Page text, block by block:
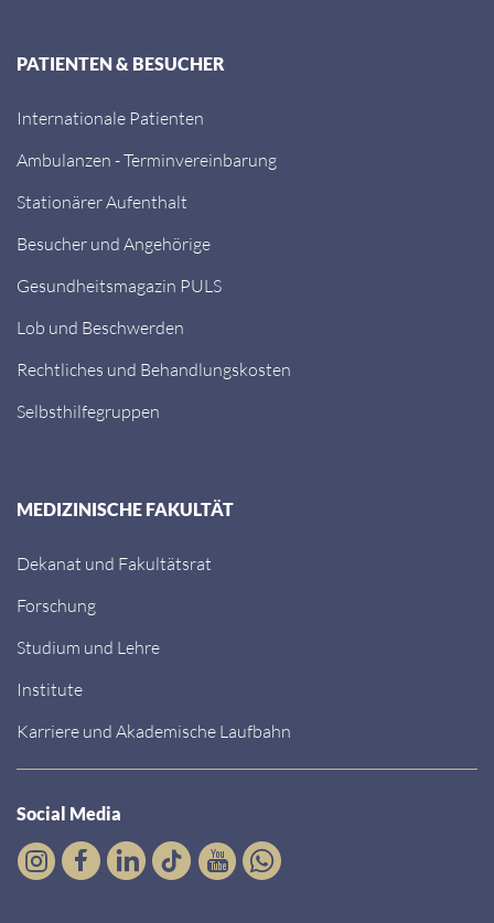
PATIENTEN & BESUCHER
Internationale Patienten
Ambulanzen - Terminvereinbarung
Stationärer Aufenthalt
Besucher und Angehörige
Gesundheitsmagazin PULS
Lob und Beschwerden
Rechtliches und Behandlungskosten
Selbsthilfegruppen
MEDIZINISCHE FAKULTÄT
Dekanat und Fakultätsrat
Forschung
Studium und Lehre
Institute
Karriere und Akademische Laufbahn
Social Media